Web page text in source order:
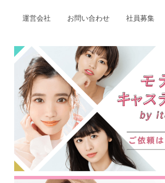
運営会社 お問い合わせ 社員募集